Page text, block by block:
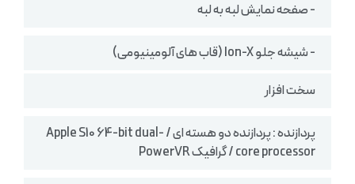
- صفحه نمایش لبه به لبه
- شیشه جلو Ion-X (قاب های آلومینیومی)
سخت افزار
پردازنده : پردازنده دو هسته ای / Apple S10 64-bit dual-
core processor / گرافیک PowerVR